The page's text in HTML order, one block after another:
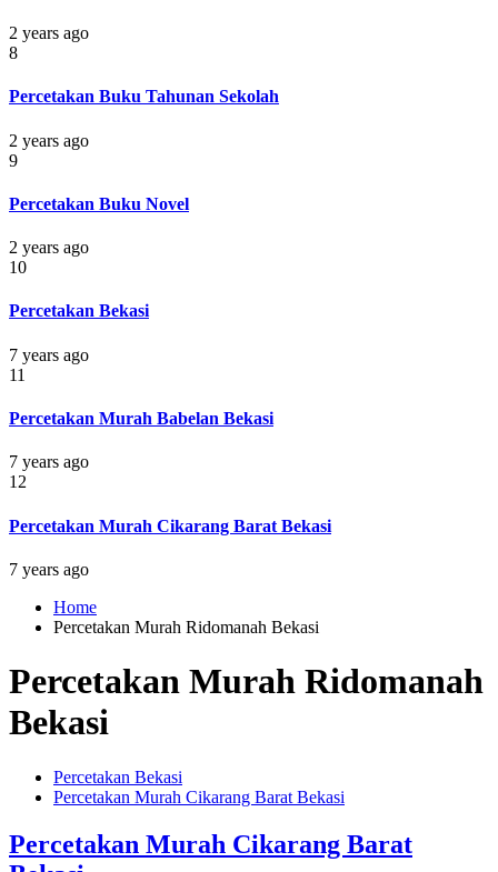
2 years ago
8
Percetakan Buku Tahunan Sekolah
2 years ago
9
Percetakan Buku Novel
2 years ago
10
Percetakan Bekasi
7 years ago
11
Percetakan Murah Babelan Bekasi
7 years ago
12
Percetakan Murah Cikarang Barat Bekasi
7 years ago
Home
Percetakan Murah Ridomanah Bekasi
Percetakan Murah Ridomanah
Bekasi
Percetakan Bekasi
Percetakan Murah Cikarang Barat Bekasi
Percetakan Murah Cikarang Barat